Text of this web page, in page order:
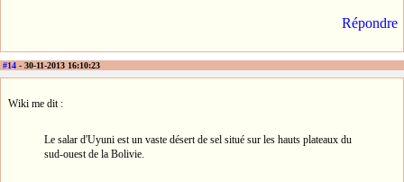
Répondre
#14 - 30-11-2013 16:10:23
Wiki me dit :
Le salar d'Uyuni est un vaste désert de sel situé sur les hauts plateaux du
sud-ouest de la Bolivie.